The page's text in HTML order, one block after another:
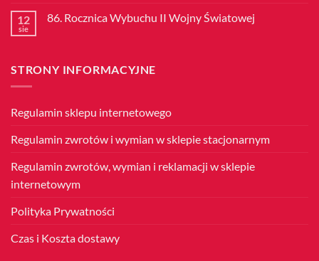
11
12
sie
86. Rocznica Wybuchu II Wojny Światowej
Rocznica
STRONY INFORMACYJNE
Regulamin sklepu internetowego
Regulamin zwrotów i wymian w sklepie stacjonarnym
Regulamin zwrotów, wymian i reklamacji w sklepie
internetowym
Polityka Prywatności
Czas i Koszta dostawy